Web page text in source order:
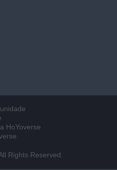
HoYoverse
Rights Reserved.